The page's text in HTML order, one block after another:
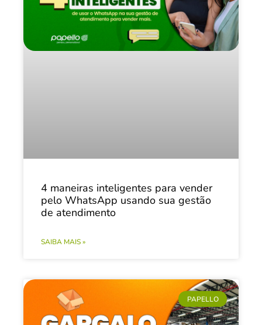
4 maneiras inteligentes para vender
pelo WhatsApp usando sua gestão
de atendimento
SAIBA MAIS »
PAPELLO